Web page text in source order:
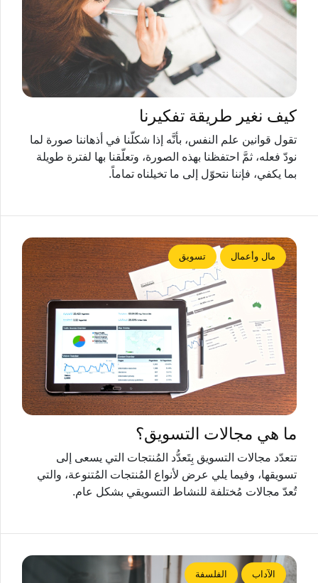
كيف نغير طريقة تفكيرنا
تقول قوانين علم النفس، بأنَّه إذا شكلّنا في أذهاننا صورة لما
نودّ فعله، ثمَّ احتفظنا بهذه الصورة، وتعلّقنا بها لفترة طويلة
بما يكفي، فإننا نتحوّل إلى ما تخيلناه تماماً.
مال وأعمال تسويق
ما هي مجالات التسويق؟
تتعدّد مجالات التسويق بِتَعدُّد المُنتجات التي يسعى إلى
تسويقها، وفيما يلي عرض لأنواع المُنتجات المُتنوعة، والتي
تُعدّ مجالات مُختلفة للنشاط التسويقي بشكل عام.
الآداب الفلسفة